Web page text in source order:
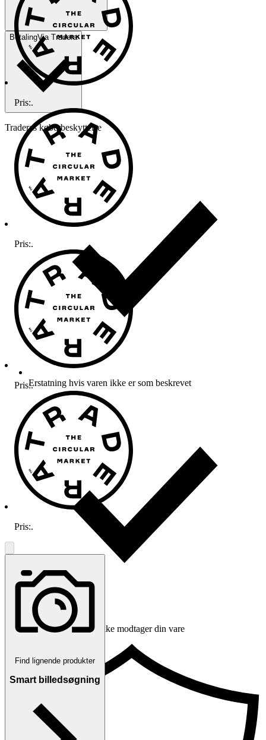
BetalingVia Tradera
Traderas køberbeskyttelse
Erstatning hvis varen ikke er som beskrevet
Erstatning hvis du ikke modtager din vare
Pris:.
Pris:.
Pris:.
Pris:.
Find lignende produkter
Smart billedsøgning